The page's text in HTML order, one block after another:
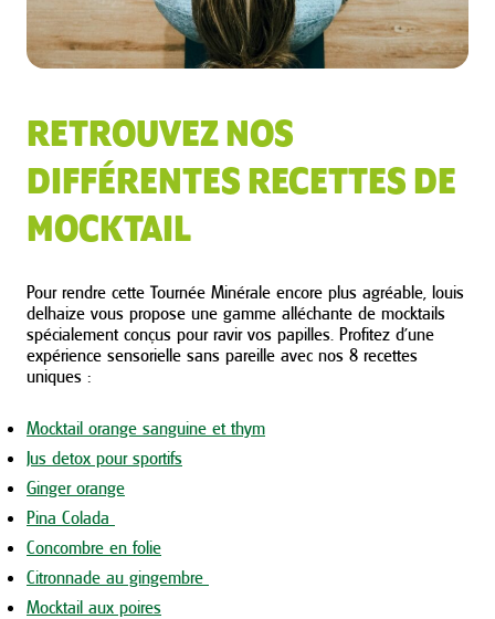
RETROUVEZ NOS
DIFFÉRENTES RECETTES DE
MOCKTAIL
Pour rendre cette Tournée Minérale encore plus agréable, louis
delhaize vous propose une gamme alléchante de mocktails
spécialement conçus pour ravir vos papilles. Profitez d’une
expérience sensorielle sans pareille avec nos 8 recettes
uniques :
Mocktail orange sanguine et thym
Jus detox pour sportifs
Ginger orange
Pina Colada
Concombre en folie
Citronnade au gingembre
Mocktail aux poires